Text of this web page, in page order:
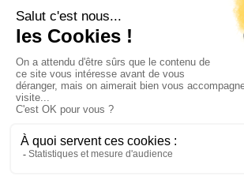
Newsroom
Événements
FAQ